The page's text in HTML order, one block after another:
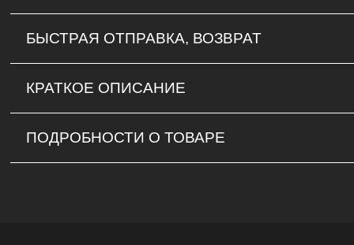
БЫСТРАЯ ОТПРАВКА, ВОЗВРАТ
КРАТКОЕ ОПИСАНИЕ
ПОДРОБНОСТИ О ТОВАРЕ